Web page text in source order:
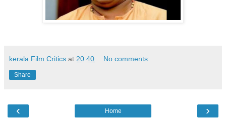
kerala Film Critics at 20:40 No comments:
Share
‹ ›
Home